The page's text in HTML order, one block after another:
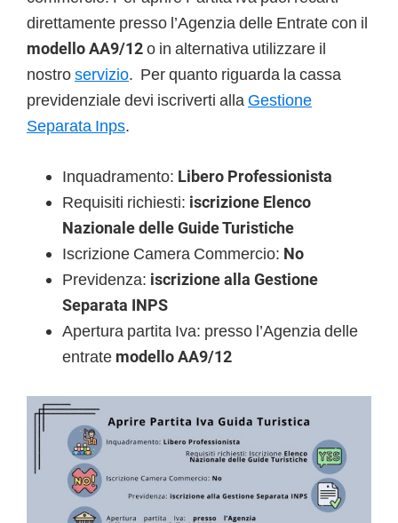
direttamente presso l’Agenzia delle Entrate con il
modello AA9/12o in alternativa utilizzare il
nostroservizio. Per quanto riguarda la cassa
previdenziale devi iscriverti alla Gestione
Separata Inps.
Inquadramento: Libero Professionista
Requisiti richiesti: iscrizione Elenco
Nazionale delle Guide Turistiche
Iscrizione Camera Commercio: No
Previdenza: iscrizione alla Gestione
Separata INPS
Apertura partita Iva: presso l’Agenzia delle
entrate modello AA9/12